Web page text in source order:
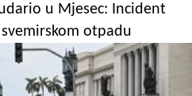
u Mjesec: Incident
otpadu